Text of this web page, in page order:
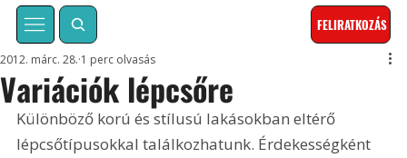
FELIRATKOZÁS
Variációk lépcsőre
2012. márc. 28. 1 perc olvasás
Különböző korú és stílusú lakásokban eltérő
lépcsőtípusokkal találkozhatunk. Érdekességként